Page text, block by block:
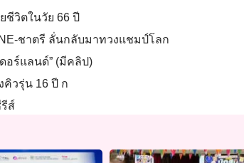
ชีวิตในวัย 66 ปี
ชาตรี ลั่นกลับมาทวงแชมป์โลก
ดอร์แลนด์” (มีคลิป)
คิวรุ่น 16 ปี ก
รีส์